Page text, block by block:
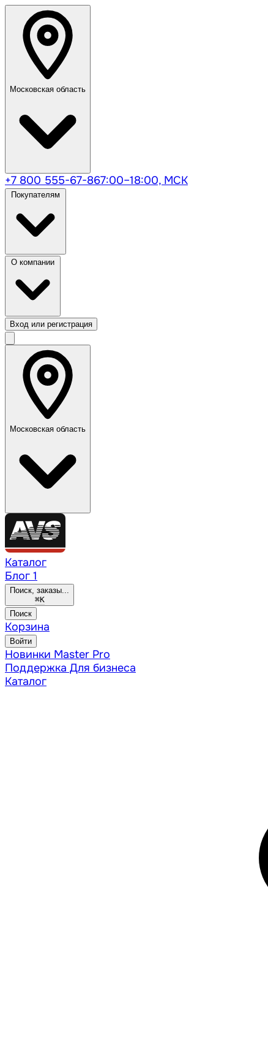
Московская область
+7 800 555-67-867:00–18:00, МСК
Вход или регистрация
Московская область
Каталог
Блог 1
Поиск, заказы...
⌘K
Поиск
Корзина
Войти
Новинки Master Pro
Поддержка Для бизнеса
Каталог